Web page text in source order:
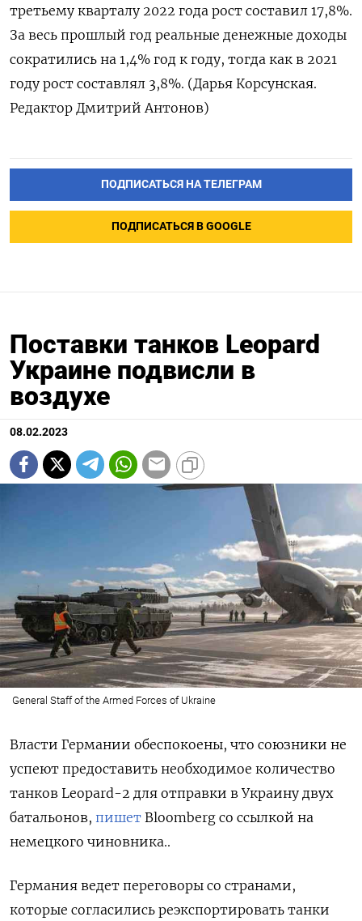
третьему кварталу 2022 года рост составил 17,8%.
За весь прошлый год реальные денежные доходы
сократились на 1,4% год к году, тогда как в 2021
году рост составлял 3,8%. (Дарья Корсунская.
Редактор Дмитрий Антонов)
ПОДПИСАТЬСЯ НА ТЕЛЕГРАМ
ПОДПИСАТЬСЯ В GOOGLE
Поставки танков Leopard
Украине подвисли в
воздухе
08.02.2023
General Staff of the Armed Forces of Ukraine
Власти Германии обеспокоены, что союзники не
успеют предоставить необходимое количество
танков Leopard-2 для отправки в Украину двух
батальонов, пишет Bloomberg со ссылкой на
немецкого чиновника..
Германия ведет переговоры со странами,
которые согласились реэкспортировать танки